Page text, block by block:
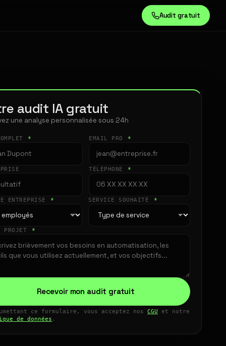
Audit gratuit
audit IA gratuit
une analyse personnalisée sous 24h
* EMAIL PRO *
TÉLÉPHONE *
ENTREPRISE * SERVICE SOUHAITÉ *
PROJET *
Recevoir mon audit gratuit
ce formulaire, vous acceptez nos CGU et notre
de données .